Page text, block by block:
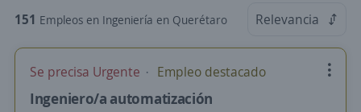
151 Empleos en Ingeniería en Querétaro Relevancia
Se precisa Urgente Empleo destacado
Ingeniero/a automatización